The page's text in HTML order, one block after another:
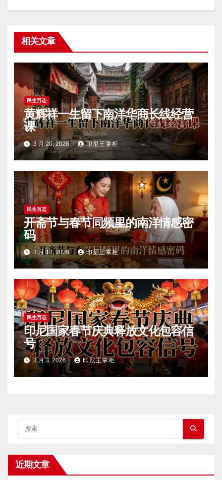
相关文章
民生百态
黄辉祥一生留下南洋华商长线经营
课
3 月 20, 2026 印尼王掌柜
民生百态
开斋节与春节同频里的南洋情感密
码
3 月 18, 2026 印尼王掌柜
民生百态
印尼国家春节庆典释放文化包容信
号
3 月 3, 2026 印尼王掌柜
近期文章